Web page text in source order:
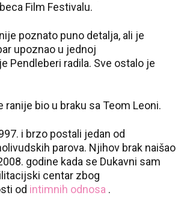
Film Festivalu.
poznato puno detalja, ali je
upoznao u jednoj
Pendleberi radila. Sve ostalo je
ranije bio u braku sa Teom Leoni.
i brzo postali jedan od
parova. Njihov brak naišao
godine kada se Dukavni sam
centar zbog
od intimnih odnosa .